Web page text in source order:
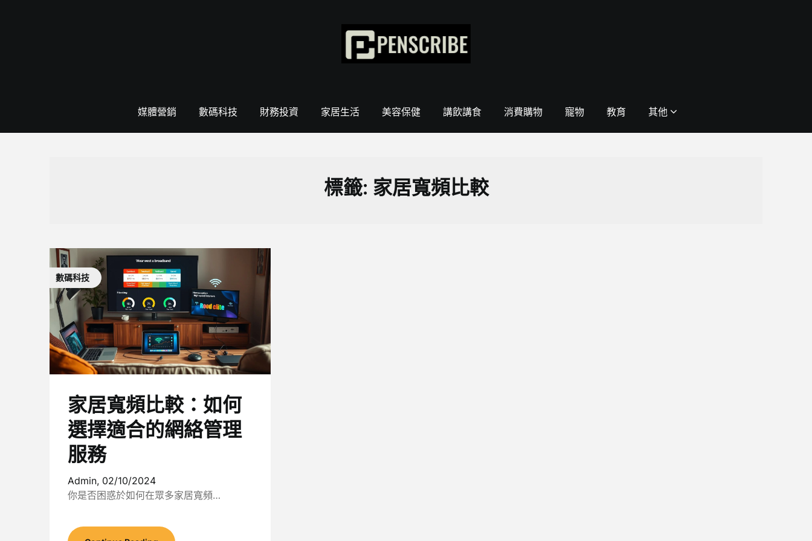
媒體營銷 數碼科技 財務投資 家居生活 美容保健 講飲講食 消費購物 寵物 教育 其他
標籤: 家居寬頻比較
數碼科技
家居寬頻比較：如何
選擇適合的網絡管理
服務
Admin, 02/10/2024
你是否困惑於如何在眾多家居寬頻…